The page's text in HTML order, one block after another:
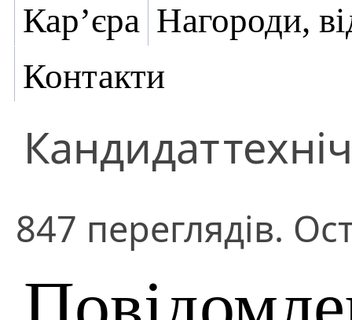
Кар’єра Нагороди,
Контакти
Кандидат
847 переглядів.